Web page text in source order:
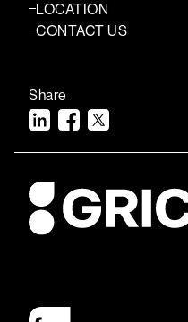
LOCATION
CONTACT US
Share